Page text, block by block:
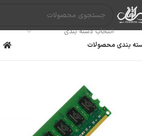
انتخاب دسته بندی
بندی محصولات